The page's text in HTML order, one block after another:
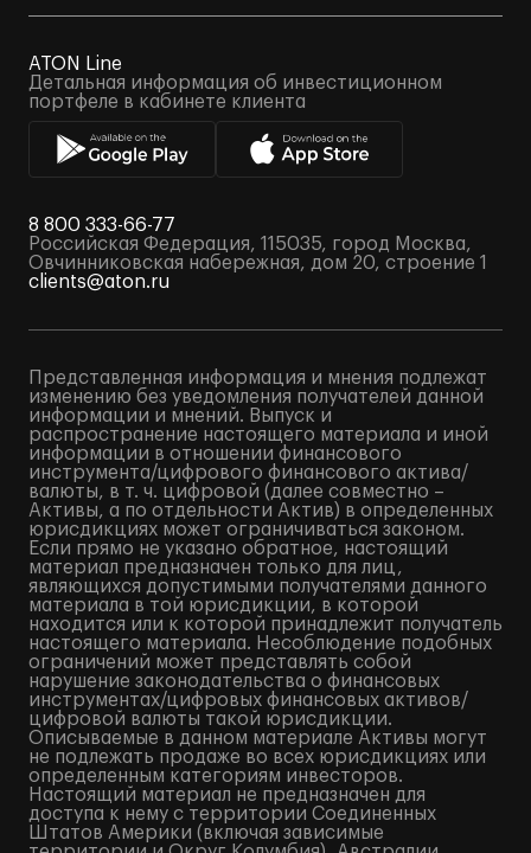
ATON Line
Детальная информация об инвестиционном
портфеле в кабинете клиента
8 800 333-66-77
Российская Федерация, 115035, город Москва,
Овчинниковская набережная, дом 20, строение 1
clients@aton.ru
Представленная информация и мнения подлежат
изменению без уведомления получателей данной
информации и мнений. Выпуск и
распространение настоящего материала и иной
информации в отношении финансового
инструмента/цифрового финансового актива/
валюты, в т. ч. цифровой (далее совместно –
Активы, а по отдельности Актив) в определенных
юрисдикциях может ограничиваться законом.
Если прямо не указано обратное, настоящий
материал предназначен только для лиц,
являющихся допустимыми получателями данного
материала в той юрисдикции, в которой
находится или к которой принадлежит получатель
настоящего материала. Несоблюдение подобных
ограничений может представлять собой
нарушение законодательства о финансовых
инструментах/цифровых финансовых активов/
цифровой валюты такой юрисдикции.
Описываемые в данном материале Активы могут
не подлежать продаже во всех юрисдикциях или
определенным категориям инвесторов.
Настоящий материал не предназначен для
доступа к нему с территории Соединенных
Штатов Америки (включая зависимые